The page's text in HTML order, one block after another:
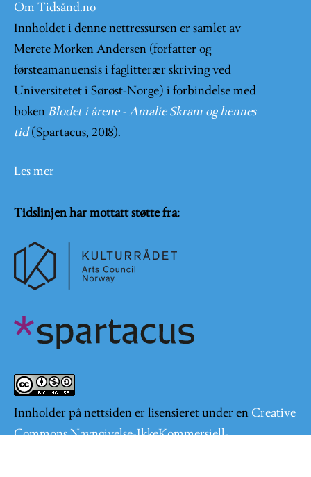
Om Tidsånd.no
Innholdet i denne nettressursen er samlet av
Merete Morken Andersen (forfatter og
førsteamanuensis i faglitterær skriving ved
Universitetet i Sørøst-Norge) i forbindelse med
boken Blodet i årene - Amalie Skram og hennes
tid (Spartacus, 2018).
Les mer
Tidslinjen har mottatt støtte fra:
Innholder på nettsiden er lisensieret under en Creative
Commons Navngivelse-IkkeKommersiell-